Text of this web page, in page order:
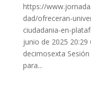
https://
dad/ofreceran-
ciudadania-en-
junio de 2025 20:29
decimosexta
para...